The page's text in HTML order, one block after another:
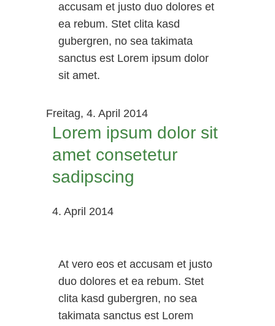
accusam et justo duo dolores et
ea rebum. Stet clita kasd
gubergren, no sea takimata
sanctus est Lorem ipsum dolor
sit amet.
Freitag, 4. April 2014
Lorem ipsum dolor sit
amet consetetur
sadipscing
4. April 2014
At vero eos et accusam et justo
duo dolores et ea rebum. Stet
clita kasd gubergren, no sea
takimata sanctus est Lorem